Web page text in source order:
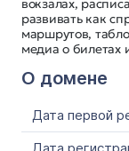
вокзалах,
развивать как
маршрутов,
медиа о билетах
О домене
Дата первой